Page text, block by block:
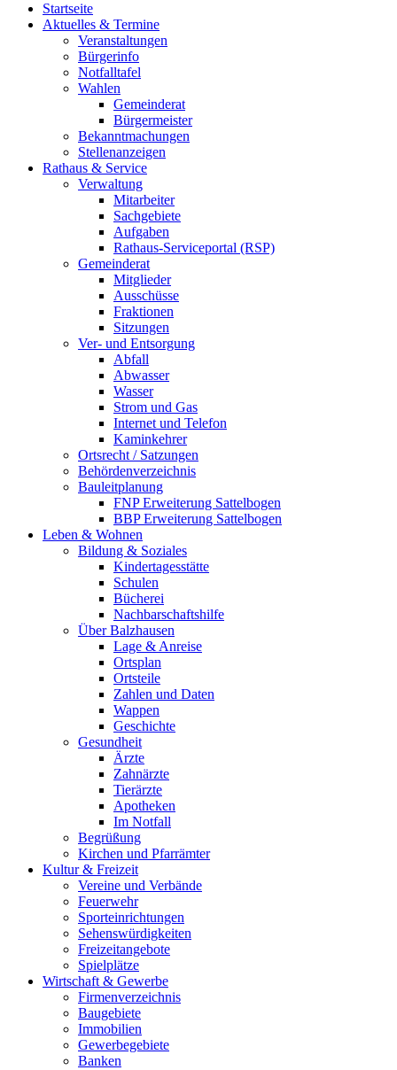
Startseite
Aktuelles & Termine
Veranstaltungen
Bürgerinfo
Notfalltafel
Wahlen
Gemeinderat
Bürgermeister
Bekanntmachungen
Stellenanzeigen
Rathaus & Service
Verwaltung
Mitarbeiter
Sachgebiete
Aufgaben
Rathaus-Serviceportal (RSP)
Gemeinderat
Mitglieder
Ausschüsse
Fraktionen
Sitzungen
Ver- und Entsorgung
Abfall
Abwasser
Wasser
Strom und Gas
Internet und Telefon
Kaminkehrer
Ortsrecht / Satzungen
Behördenverzeichnis
Bauleitplanung
FNP Erweiterung Sattelbogen
BBP Erweiterung Sattelbogen
Leben & Wohnen
Bildung & Soziales
Kindertagesstätte
Schulen
Bücherei
Nachbarschaftshilfe
Über Balzhausen
Lage & Anreise
Ortsplan
Ortsteile
Zahlen und Daten
Wappen
Geschichte
Gesundheit
Ärzte
Zahnärzte
Tierärzte
Apotheken
Im Notfall
Begrüßung
Kirchen und Pfarrämter
Kultur & Freizeit
Vereine und Verbände
Feuerwehr
Sporteinrichtungen
Sehenswürdigkeiten
Freizeitangebote
Spielplätze
Wirtschaft & Gewerbe
Firmenverzeichnis
Baugebiete
Immobilien
Gewerbegebiete
Banken